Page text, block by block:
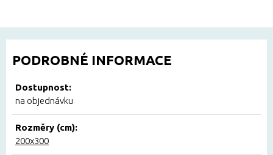
PODROBNÉ INFORMACE
Dostupnost:
na objednávku
Rozměry (cm):
200x300